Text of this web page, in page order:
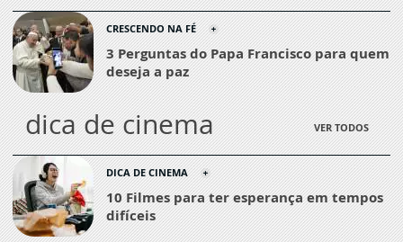
CRESCENDO NA FÉ
3 Perguntas do Papa Francisco para quem
deseja a paz
dica de cinema VER TODOS
DICA DE CINEMA
10 Filmes para ter esperança em tempos
difíceis